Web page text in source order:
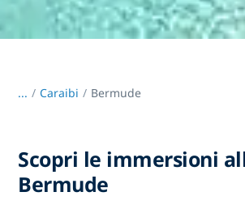
... / Caraibi Bermude
Scopri le immersioni
Bermude